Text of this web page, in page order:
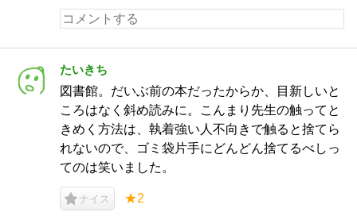
たいきち
図書館。だいぶ前の本だったからか、目新しいと
ころはなく斜め読みに。こんまり先生の触ってと
きめく方法は、執着強い人不向きで触ると捨てら
れないので、ゴミ袋片手にどんどん捨てるべしっ
てのは笑いました。
ナイス ★2